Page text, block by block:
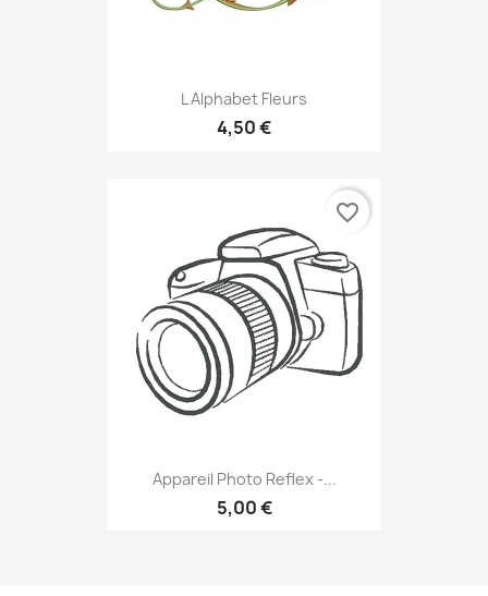
L Alphabet Fleurs
4,50 €
Appareil Photo Reflex -...
5,00 €
favorite_border